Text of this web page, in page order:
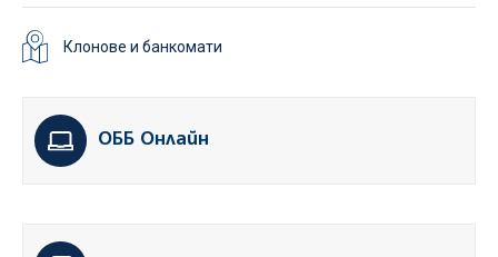
Клонове и банкомати
ОББ Онлайн